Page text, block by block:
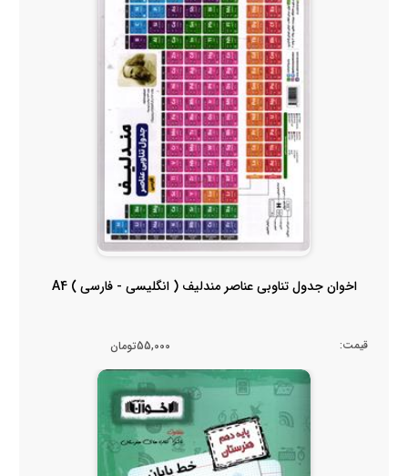
اخوان جدول تناوبی عناصر مندلیف ( انگلیسی - فارسی ) A4
قیمت: 55,000تومان